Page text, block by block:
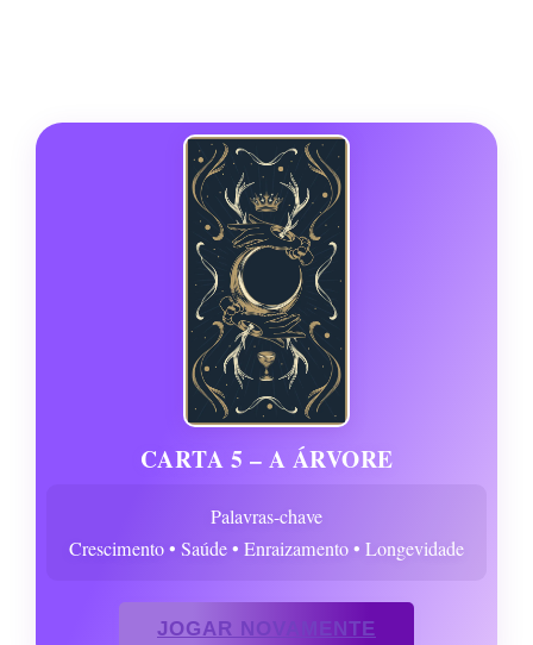
CARTA 5 – A ÁRVORE
Palavras-chave
Crescimento • Saúde • Enraizamento • Longevidade
JOGAR NOVAMENTE